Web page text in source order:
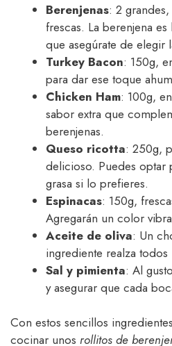
Berenjenas: 2
frescas. La berenjena
que asegúrate de elegir
Turkey Bacon: 150g,
para dar ese toque
Chicken Ham: 100g,
sabor extra que
berenjenas.
Queso ricotta: 250g,
delicioso. Puedes optar
grasa si lo prefieres.
Espinacas: 150g,
Agregarán un color
Aceite de oliva: Un
ingrediente realza todos
Sal y pimienta: Al
y asegurar que cada
Con estos sencillos
cocinar unos rollitos de